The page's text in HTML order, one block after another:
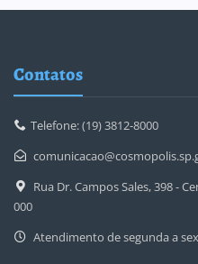
Contatos
Telefone: (19) 3812-8000
Rua Dr. Campos Sales, 398 -
000
Atendimento de segunda a